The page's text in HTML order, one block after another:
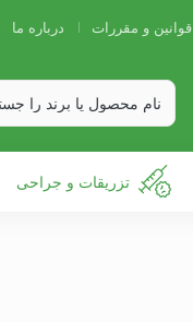
قوانین و مقررات درباره ما
تزریقات و جراحی